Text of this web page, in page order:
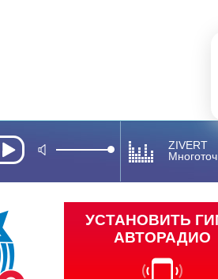
ZIVERT
УСТАНОВИТЬ
АВТОРАДИО